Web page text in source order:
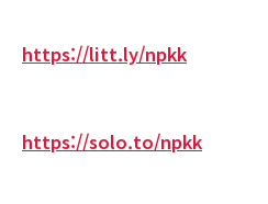
https://litt.ly/npkk
https://solo.to/npkk